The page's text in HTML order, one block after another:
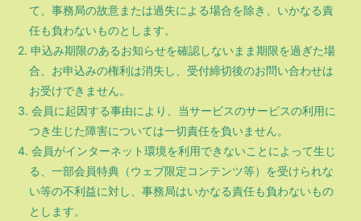
て、事務局の故意または過失による場合を除き、いかなる責
任も負わないものとします。
2. 申込み期限のあるお知らせを確認しないまま期限を過ぎた場
合、お申込みの権利は消失し、受付締切後のお問い合わせは
お受けできません。
3. 会員に起因する事由により、当サービスのサービスの利用に
つき生じた障害については一切責任を負いません。
4. 会員がインターネット環境を利用できないことによって生じ
る、一部会員特典（ウェブ限定コンテンツ等）を受けられな
い等の不利益に対し、事務局はいかなる責任も負わないもの
とします。